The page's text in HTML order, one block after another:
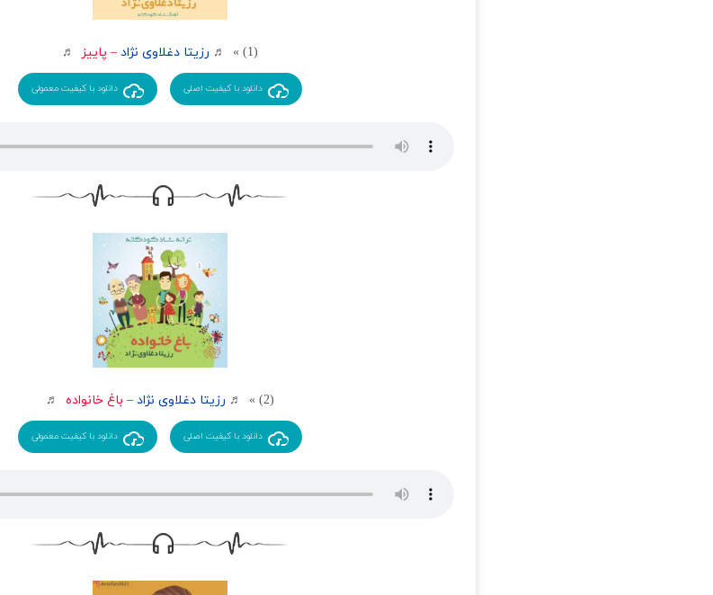
(1) » ♬ رزیتا دغلاوی نژاد – پاییز ♬
دانلود با کیفیت اصلی دانلود با کیفیت معمولی
(2) » ♬ رزیتا دغلاوی نژاد – باغ خانواده ♬
دانلود با کیفیت اصلی دانلود با کیفیت معمولی